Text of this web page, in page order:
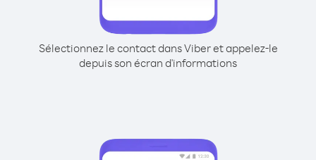
Sélectionnez le contact dans Viber et appelez-le
depuis son écran d'informations